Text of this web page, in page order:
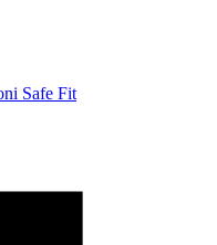
Safe Fit